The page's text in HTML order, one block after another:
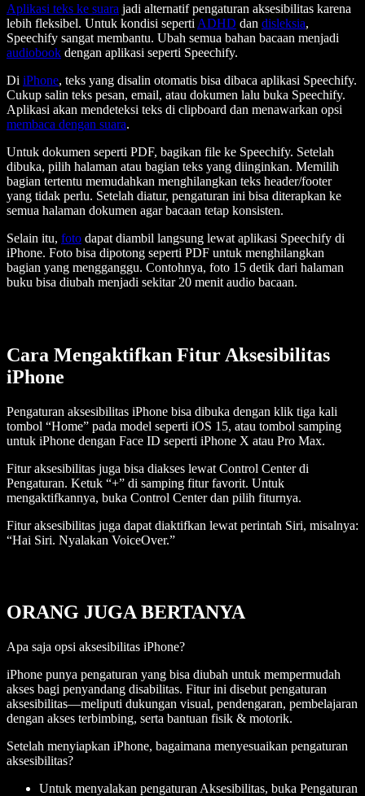
Aplikasi teks ke suara jadi alternatif pengaturan aksesibilitas karena
lebih fleksibel. Untuk kondisi seperti ADHD dan disleksia,
Speechify sangat membantu. Ubah semua bahan bacaan menjadi
audiobook dengan aplikasi seperti Speechify.
Di iPhone, teks yang disalin otomatis bisa dibaca aplikasi Speechify.
Cukup salin teks pesan, email, atau dokumen lalu buka Speechify.
Aplikasi akan mendeteksi teks di clipboard dan menawarkan opsi
membaca dengan suara.
Untuk dokumen seperti PDF, bagikan file ke Speechify. Setelah
dibuka, pilih halaman atau bagian teks yang diinginkan. Memilih
bagian tertentu memudahkan menghilangkan teks header/footer
yang tidak perlu. Setelah diatur, pengaturan ini bisa diterapkan ke
semua halaman dokumen agar bacaan tetap konsisten.
Selain itu, foto dapat diambil langsung lewat aplikasi Speechify di
iPhone. Foto bisa dipotong seperti PDF untuk menghilangkan
bagian yang mengganggu. Contohnya, foto 15 detik dari halaman
buku bisa diubah menjadi sekitar 20 menit audio bacaan.
Cara Mengaktifkan Fitur Aksesibilitas
iPhone
Pengaturan aksesibilitas iPhone bisa dibuka dengan klik tiga kali
tombol “Home” pada model seperti iOS 15, atau tombol samping
untuk iPhone dengan Face ID seperti iPhone X atau Pro Max.
Fitur aksesibilitas juga bisa diakses lewat Control Center di
Pengaturan. Ketuk “+” di samping fitur favorit. Untuk
mengaktifkannya, buka Control Center dan pilih fiturnya.
Fitur aksesibilitas juga dapat diaktifkan lewat perintah Siri, misalnya:
“Hai Siri. Nyalakan VoiceOver.”
ORANG JUGA BERTANYA
Apa saja opsi aksesibilitas iPhone?
iPhone punya pengaturan yang bisa diubah untuk mempermudah
akses bagi penyandang disabilitas. Fitur ini disebut pengaturan
aksesibilitas—meliputi dukungan visual, pendengaran, pembelajaran
dengan akses terbimbing, serta bantuan fisik & motorik.
Setelah menyiapkan iPhone, bagaimana menyesuaikan pengaturan
aksesibilitas?
Untuk menyalakan pengaturan Aksesibilitas, buka Pengaturan